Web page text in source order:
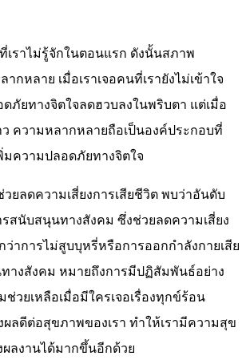
เราไม่รู้จักในตอนแรก ดังนั้นสภาพ
กหลาย เมื่อเราเจอคนที่เรายังไม่เข้าใจ
ภัยทางจิตใจลดฮวบลงในพริบตา แต่เมื่อ
ความหลากหลายถือเป็นองค์ประกอบที่
ความปลอดภัยทางจิตใจ
ยลดความเสี่ยงการเสียชีวิต พบว่าอันดับ
สนับสนุนทางสังคม ซึ่งช่วยลดความเสี่ยง
ว่าการไม่สูบบุหรี่หรือการออกกำลังกายเสีย
างสังคม หมายถึงการมีปฏิสัมพันธ์อย่าง
วยเหลือเมื่อมีใครเจอเรื่องทุกข์ร้อน
ลดีต่อสุขภาพของเรา ทำให้เรามีความสุข
ผลงานได้มากขึ้นอีกด้วย